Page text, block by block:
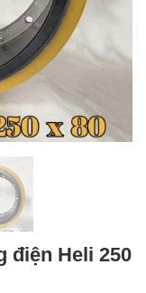
điện Heli 250